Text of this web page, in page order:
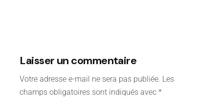
Laisser un commentaire
Votre adresse e-mail ne sera pas publiée. Les
champs obligatoires sont indiqués avec*